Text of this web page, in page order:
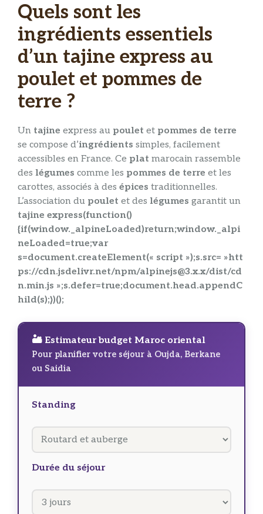
Quels sont les
ingrédients essentiels
d’un tajine express au
poulet et pommes de
terre ?
Un tajine express au poulet et pommes de terre
se compose d’ingrédients simples, facilement
accessibles en France. Ce plat marocain rassemble
des légumes comme les pommes de terre et les
carottes, associés à des épices traditionnelles.
L’association du poulet et des légumes garantit un
tajine express(function()
{if(window._alpineLoaded)return;window._alpi
neLoaded=true;var
s=document.createElement(« script »);s.src= »htt
ps://cdn.jsdelivr.net/npm/alpinejs@3.x.x/dist/cd
n.min.js »;s.defer=true;document.head.appendC
hild(s);})();
🏜️ Estimateur budget Maroc oriental
Pour planifier votre séjour à Oujda, Berkane
ou Saidia
Standing
Durée du séjour